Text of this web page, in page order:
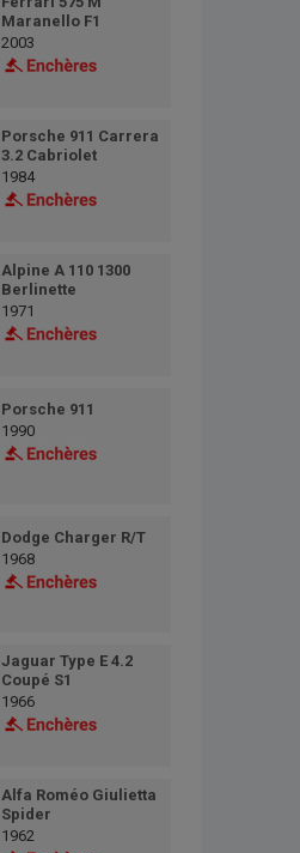
Maranello F1
2003
Porsche 911 Carrera
3.2 Cabriolet
1984
Alpine A 110 1300
Berlinette
1971
Porsche 911
1990
Dodge Charger R/T
1968
Jaguar Type E 4.2
Coupé S1
1966
Alfa Roméo Giulietta
Spider
1962